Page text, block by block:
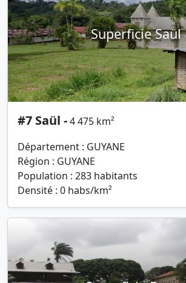
Superficie Saül
#7 Saül -4 475 km²
Département : GUYANE
Région : GUYANE
Population : 283 habitants
Densité : 0 habs/km²